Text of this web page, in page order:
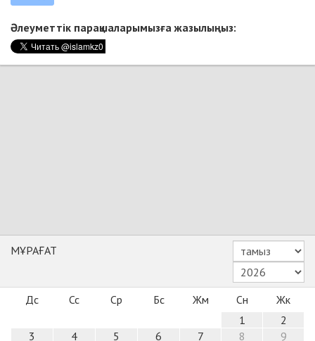
Әлеуметтік парақшаларымызға жазылыңыз:
МҰРАҒАТ
Дс Сс Ср Бс Жм Сн
Жк
1
2
3
4 5 6 7 8
9